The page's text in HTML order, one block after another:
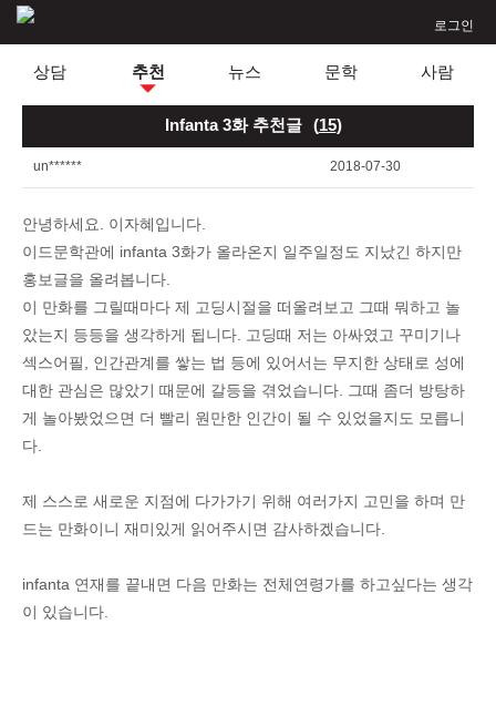
로그인
상담 추천 뉴스 문학 사람
Infanta 3화 추천글 (15)
un****** 2018-07-30
안녕하세요. 이자혜입니다.
이드문학관에 infanta 3화가 올라온지 일주일정도 지났긴 하지만
홍보글을 올려봅니다.
이 만화를 그릴때마다 제 고딩시절을 떠올려보고 그때 뭐하고 놀
았는지 등등을 생각하게 됩니다. 고딩때 저는 아싸였고 꾸미기나
섹스어필, 인간관계를 쌓는 법 등에 있어서는 무지한 상태로 성에
대한 관심은 많았기 때문에 갈등을 겪었습니다. 그때 좀더 방탕하
게 놀아봤었으면 더 빨리 원만한 인간이 될 수 있었을지도 모릅니
다.
제 스스로 새로운 지점에 다가가기 위해 여러가지 고민을 하며 만
드는 만화이니 재미있게 읽어주시면 감사하겠습니다.
infanta 연재를 끝내면 다음 만화는 전체연령가를 하고싶다는 생각
이 있습니다.